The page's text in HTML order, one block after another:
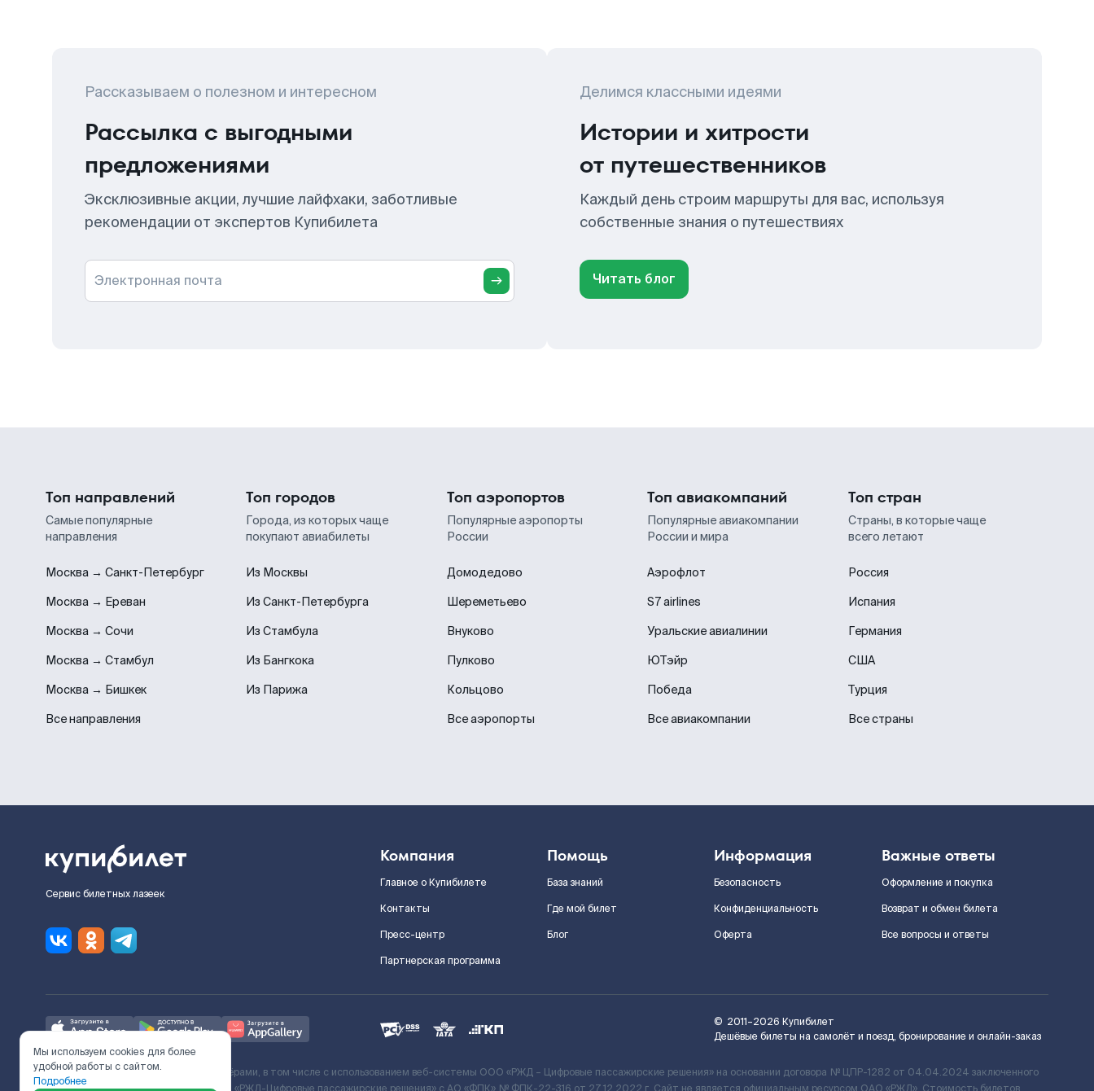
Рассказываем о полезном и интересном
Рассылка с выгодными
предложениями
Эксклюзивные акции, лучшие лайфхаки, заботливые
рекомендации от экспертов Купибилета
Электронная почта
Делимся классными идеями
Истории и хитрости
от путешественников
Каждый день строим маршруты для вас, используя
собственные знания о путешествиях
Читать блог
Топ направлений
Самые популярные
направления
Москва → Санкт-Петербург
Москва → Ереван
Москва → Сочи
Москва → Стамбул
Москва → Бишкек
Все направления
Топ городов
Города, из которых чаще
покупают авиабилеты
Из Москвы
Из Санкт-Петербурга
Из Стамбула
Из Бангкока
Из Парижа
Топ аэропортов
Популярные аэропорты
России
Домодедово
Шереметьево
Внуково
Пулково
Кольцово
Все аэропорты
Топ авиакомпаний
Популярные авиакомпании
России и мира
Аэрофлот
S7 airlines
Уральские авиалинии
ЮТэйр
Победа
Все авиакомпании
Топ стран
Страны, в которые чаще
всего летают
Россия
Испания
Германия
США
Турция
Все страны
Сервис билетных лазеек
Компания
Главное о Купибилете
Контакты
Пресс-центр
Партнерская программа
Помощь
База знаний
Где мой билет
Блог
Информация
Безопасность
Конфиденциальность
Оферта
Важные ответы
Оформление и покупка
Возврат и обмен билета
Все вопросы и ответы
© 2011–2026 Купибилет
Дешёвые билеты на самолёт и поезд, бронирование и онлайн-заказ
Ж/Д билеты предоставляются партнёрами, в том числе с использованием веб-системы ООО «РЖД – Цифровые пассажирские решения» на основании договора № ЦПР-1282 от 04.04.2024 заключенного
Мы используем cookies для более
удобной работы с сайтом.
Подробнее